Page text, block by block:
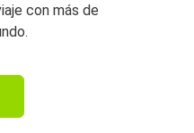
con más de